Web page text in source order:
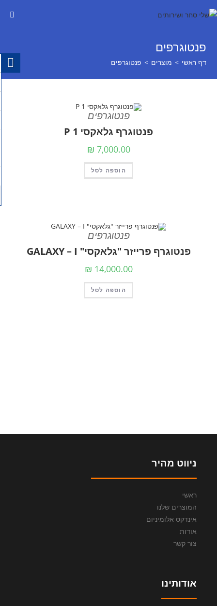
פנטוגרפים
דף ראשי > מוצרים > פנטוגרפים
פנטוגרפים
פנטוגרף גלאקסי P 1
7,000.00
₪
הוספה לסל
פנטוגרפים
פנטוגרף פרייזר "גלאקסי" GALAXY – I
14,000.00
₪
הוספה לסל
ניווט מהיר
ראשי
המוצרים שלנו
אינדקס אלומיניום
אודות
צור קשר
אודותינו